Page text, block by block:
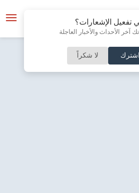
تفعيل الإشعارات؟
آخر الأحداث والأخبار العاجلة
اشترك لا شكراً